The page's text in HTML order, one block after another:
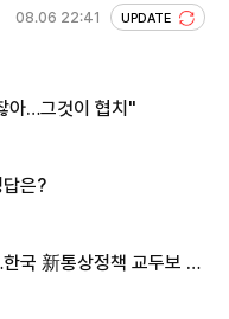
08.06 22:41 UPDATE
아…그것이 협치"
은?
국 新통상정책 교두보 활